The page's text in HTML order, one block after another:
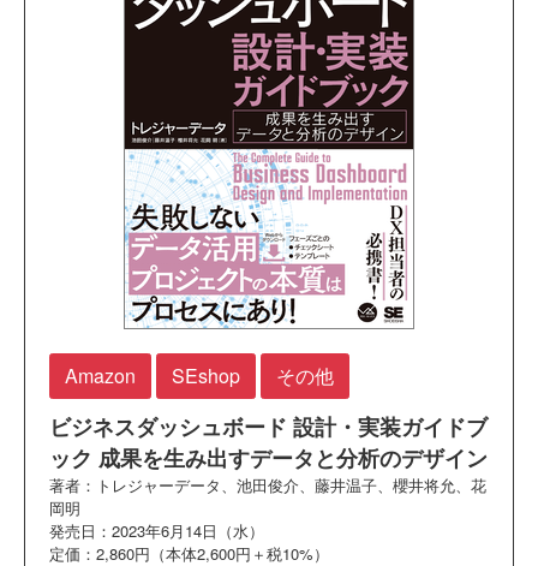
Amazon SEshop その他
ビジネスダッシュボード 設計・実装ガイドブ
ック 成果を生み出すデータと分析のデザイン
著者：トレジャーデータ、池田俊介、藤井温子、櫻井将允、花
岡明
発売日：2023年6月14日（水）
定価：2,860円（本体2,600円＋税10%）